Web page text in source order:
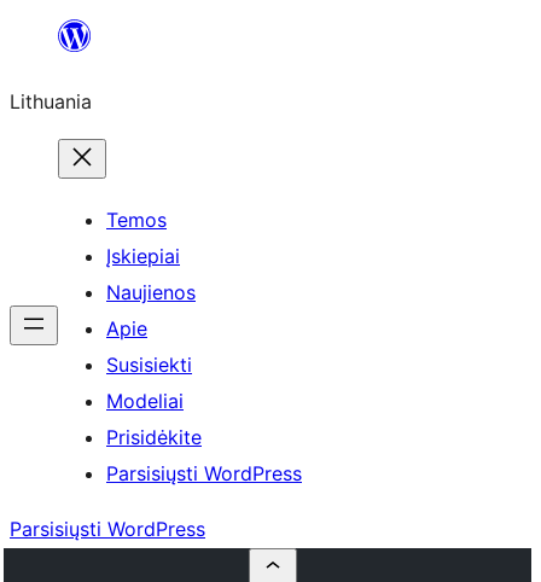
turinio
Lithuania
Temos
Įskiepiai
Naujienos
Apie
Susisiekti
Modeliai
Prisidėkite
Parsisiųsti WordPress
Parsisiųsti WordPress